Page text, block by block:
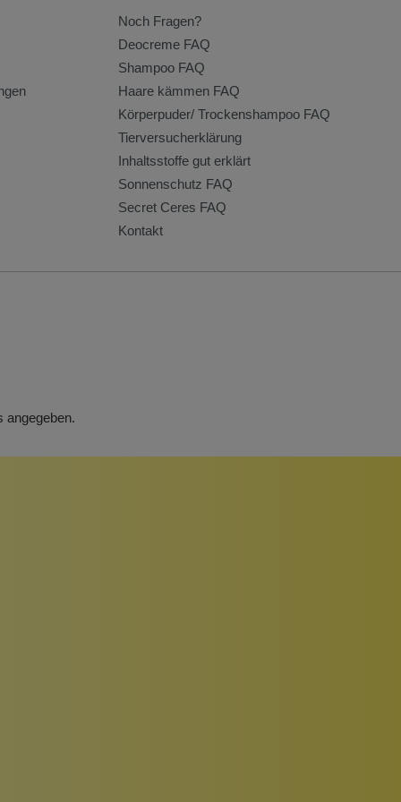
Noch Fragen?
Deocreme FAQ
Shampoo FAQ
Haare kämmen FAQ
Körperpuder/ Trockenshampoo FAQ
Tierversucherklärung
Inhaltsstoffe gut erklärt
Sonnenschutz FAQ
Secret Ceres FAQ
Kontakt
angegeben.